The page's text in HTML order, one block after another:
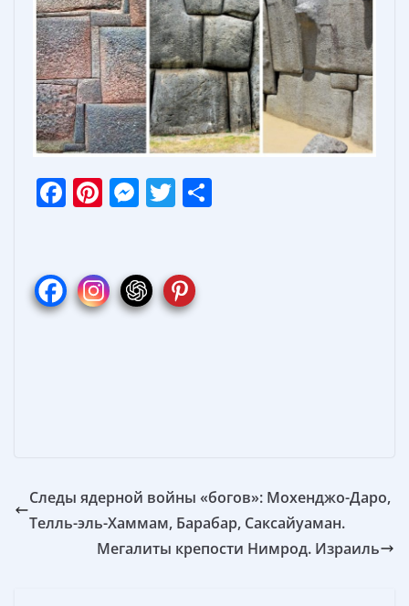
F
b
o
Pi
e
st
M
e
n
T
er
Следы ядерной войны «богов»: Мохенджо-Даро,
Телль-эль-Хаммам, Барабар, Саксайуаман.
Мегалиты крепости Нимрод. Израиль